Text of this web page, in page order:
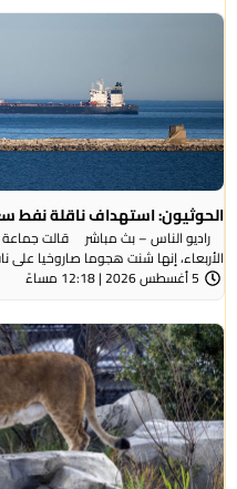
استهداف ناقلة نفط سعودية
– بث مباشر قالت جماعة الحوثي
⁠إنها شنت ​هجوما صاروخيا على ​ناقلة